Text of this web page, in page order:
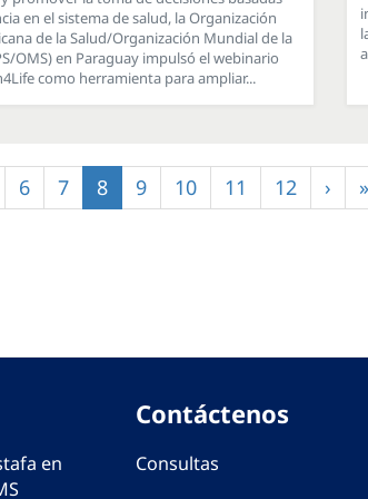
en el sistema de salud, la Organización
de la Salud/Organización Mundial de la
OMS) en Paraguay impulsó el webinario
como herramienta para ampliar...
Página
6 Página
7
Página
actual
8 Página
9 Página
10 Página
11 Página
12 › »
en
Contáctenos
Consultas